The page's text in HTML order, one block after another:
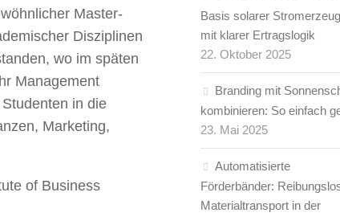
Master-
Disziplinen
wo im späten
Management
in die
Marketing,
of Business
Basis solarer
mit klarer Ertragslogik
22. Oktober 2025
Branding mit
kombinieren: So einfach
23. Mai 2025
Automatisierte
Förderbänder:
Materialtransport in der